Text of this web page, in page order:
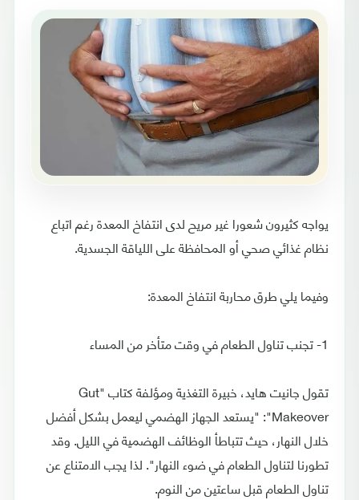
يواجه كثيرون شعورا غير مريح لدى انتفاخ المعدة رغم اتباع
نظام غذائي صحي أو المحافظة على اللياقة الجسدية.
وفيما يلي طرق محاربة انتفاخ المعدة:
1- تجنب تناول الطعام في وقت متأخر من المساء
تقول جانيت هايد، خبيرة التغذية ومؤلفة كتاب "Gut
Makeover": "يستعد الجهاز الهضمي ليعمل بشكل أفضل
خلال النهار، حيث تتباطأ الوظائف الهضمية في الليل. وقد
تطورنا لتناول الطعام في ضوء النهار". لذا يجب الامتناع عن
تناول الطعام قبل ساعتين من النوم.